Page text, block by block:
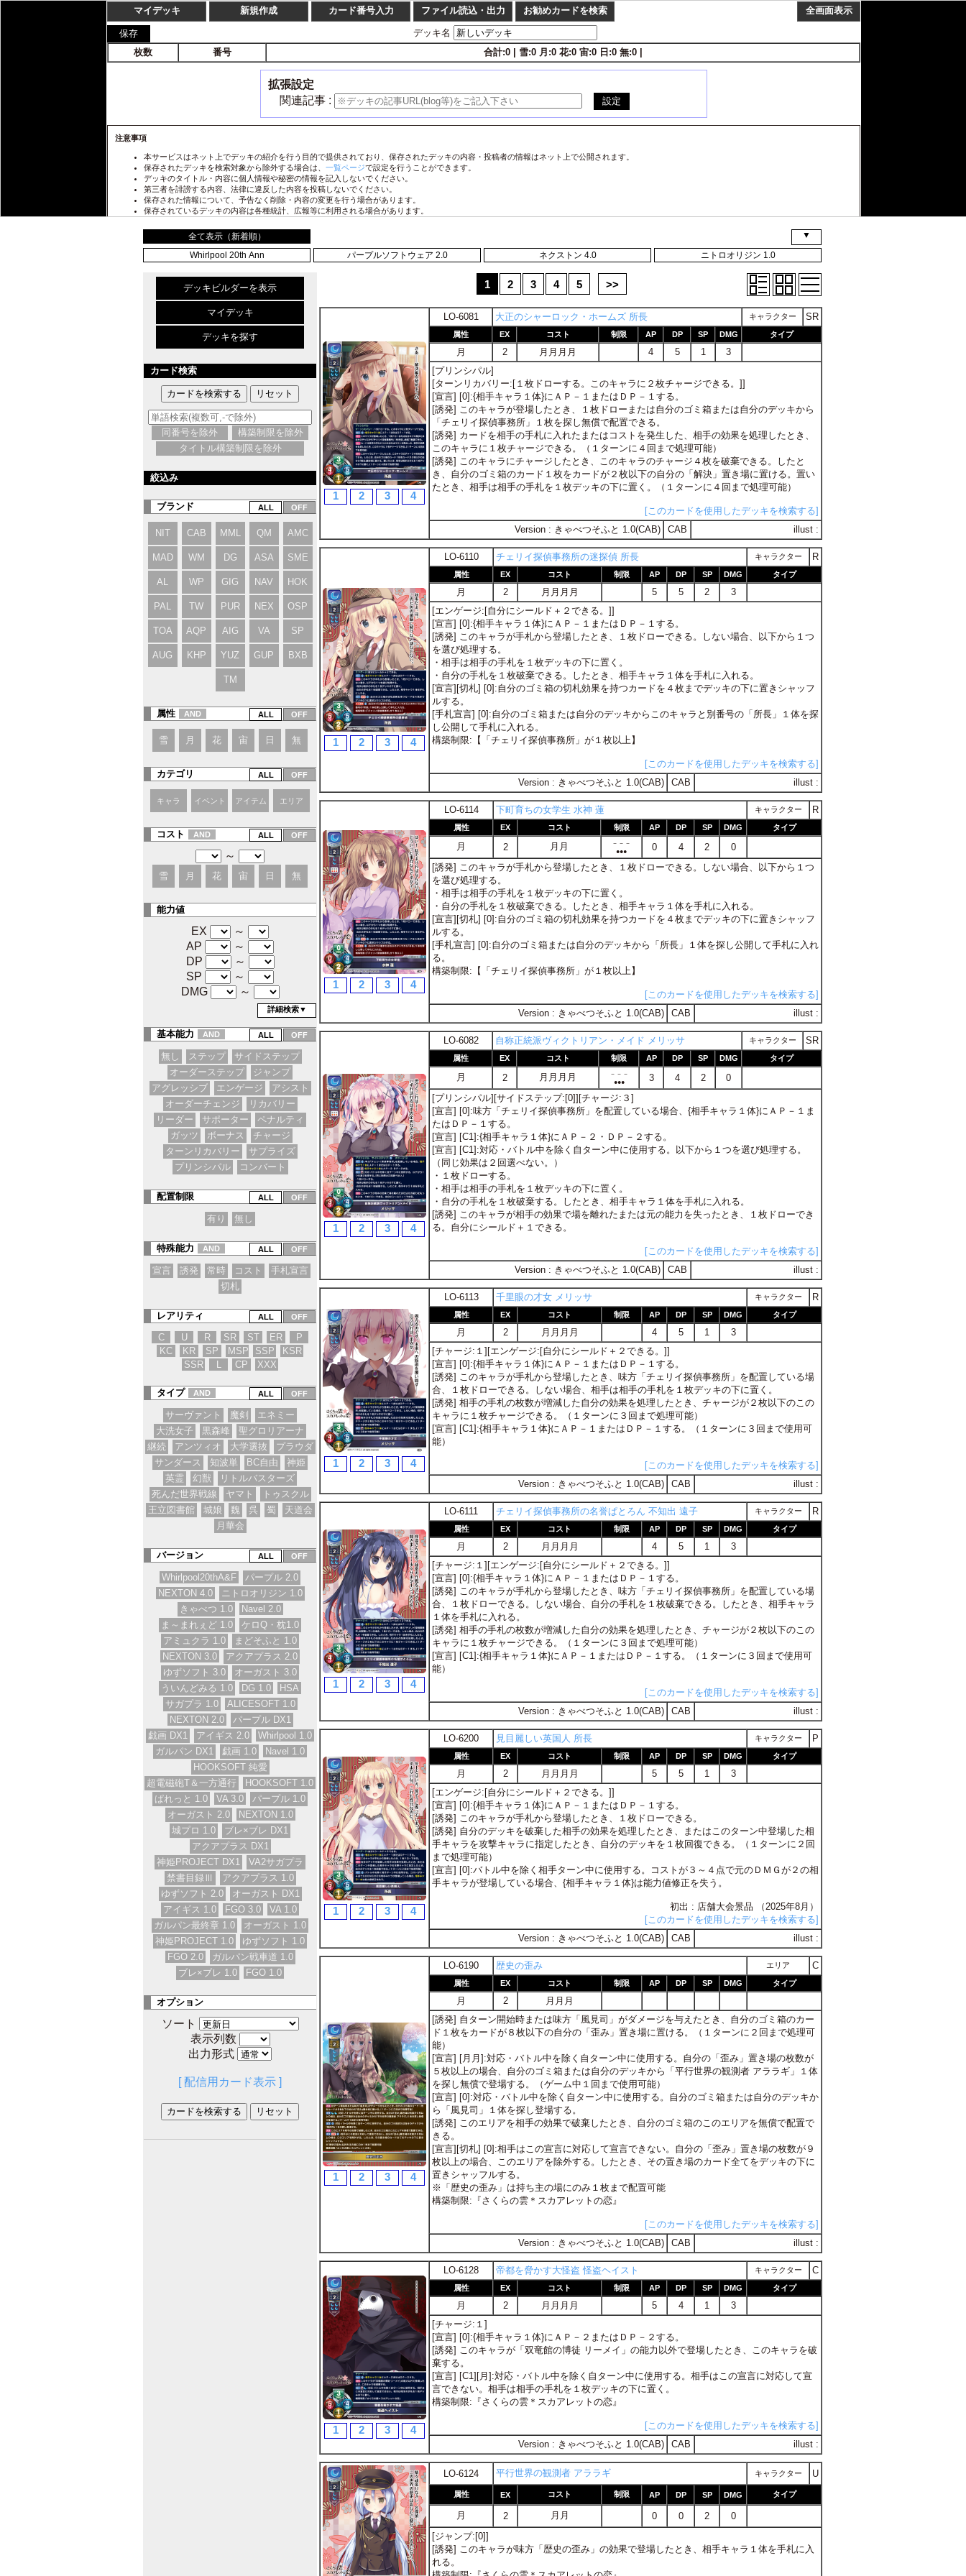
カードリスト
全て表示（新着順）
▼
Whirlpool 20th Ann
パープルソフトウェア 2.0 ネクストン 4.0 ニトロオリジン 1.0
デッキビルダーを表示
マイデッキ
デッキを探す
カード検索
同番号を除外
構築制限を除外
タイトル構築制限を除外
絞込み
ブランド
NIT CAB MML QM AMC
MAD WM DG ASA SME
AL WP GIG NAV HOK
PAL TW PUR NEX OSP
TOA AQP AIG VA SP
AUG KHP YUZ GUP BXB
TM
属性 AND
雪 月 花 宙 日 無
カテゴリ
キャラ イベント アイテム エリア
コスト AND
～
雪 月 花 宙 日 無
能力値
EX
～
AP
～
DP
～
SP
～
DMG
～
詳細検索▼
基本能力 AND
無し ステップ
サイドステップ
オーダーステップ
ジャンプ
アグレッシブ
エンゲージ
アシスト
オーダーチェンジ
リカバリー
リーダー
サポーター
ペナルティ
ガッツ
ボーナス
チャージ
ターンリカバリー
サプライズ
プリンシパル
コンバート
配置制限
有り 無し
特殊能力 AND
宣言 誘発 常時 コスト
手札宣言
切札
レアリティ
C
U R SR ST ER
P
KC
KR SP MSP SSP
KSR
SSR
L CP XXX
タイプ AND
サーヴァント 魔剣
エネミー
大洗女子
黒森峰
聖グロリアーナ
継続
アンツィオ 大学選抜
プラウダ
サンダース
知波単 BC自由
神姫
英霊
幻獣
リトルバスターズ
死んだ世界戦線
ヤマト
トゥスクル
王立図書館
城娘 魏 呉 蜀
天道会
月華会
バージョン
Whirlpool20thA&F
パープル 2.0
NEXTON 4.0
ニトロオリジン 1.0
きゃべつ 1.0
Navel 2.0
ま～まれぇど 1.0
ケロQ・枕1.0
アミュクラ 1.0
まどそふと 1.0
NEXTON 3.0
アクアプラス 2.0
ゆずソフト 3.0
オーガスト 3.0
ういんどみる 1.0
DG 1.0
HSA
サガプラ 1.0
ALICESOFT 1.0
NEXTON 2.0
パープル DX1
戯画 DX1
アイギス 2.0
Whirlpool 1.0
ガルパン DX1
戯画 1.0
Navel 1.0
HOOKSOFT 純愛
超電磁砲T＆一方通行
HOOKSOFT 1.0
ぱれっと 1.0
VA 3.0
パープル 1.0
オーガスト 2.0
NEXTON 1.0
城プロ 1.0
ブレ×ブレ DX1
アクアプラス DX1
神姫PROJECT DX1
VA2サガプラ
禁書目録Ⅲ
アクアプラス 1.0
ゆずソフト 2.0
オーガスト DX1
アイギス 1.0
FGO 3.0
VA 1.0
ガルパン最終章 1.0
オーガスト 1.0
神姫PROJECT 1.0
ゆずソフト 1.0
FGO 2.0
ガルパン戦車道 1.0
ブレ×ブレ 1.0
FGO 1.0
オプション
ソート
表示列数
出力形式
[ 配信用カード表示 ]
1 2 3 4 5 >>
1 2 3 4
LO-6081 大正のシャーロック・ホームズ 所長 キャラクター SR
属性 EX コスト 制限 AP DP SP DMG タイプ
月 2 月月月月 4 5 1
3
[プリンシパル]
[ターンリカバリー:[１枚ドローする。このキャラに２枚チャージできる。]]
[宣言] [0]:{相手キャラ１体}にＡＰ－１またはＤＰ－１する。
[誘発] このキャラが登場したとき、１枚ドローまたは自分のゴミ箱または自分のデッキから
「チェリイ探偵事務所」１枚を探し無償で配置できる。
[誘発] カードを相手の手札に入れたまたはコストを発生した、相手の効果を処理したとき、
このキャラに１枚チャージできる。（１ターンに４回まで処理可能）
[誘発] このキャラにチャージしたとき、このキャラのチャージ４枚を破棄できる。したと
き、自分のゴミ箱のカード１枚をカードが２枚以下の自分の「解決」置き場に置ける。置い
たとき、相手は相手の手札を１枚デッキの下に置く。（１ターンに４回まで処理可能）
[このカードを使用したデッキを検索する]
Version : きゃべつそふと 1.0(CAB)
CAB illust :
1 2 3 4
LO-6110 チェリイ探偵事務所の迷探偵 所長 キャラクター R
属性 EX コスト 制限 AP DP SP DMG タイプ
月 2 月月月月 5 5 2
3
[エンゲージ:[自分にシールド＋２できる。]]
[宣言] [0]:{相手キャラ１体}にＡＰ－１またはＤＰ－１する。
[誘発] このキャラが手札から登場したとき、１枚ドローできる。しない場合、以下から１つ
を選び処理する。
・相手は相手の手札を１枚デッキの下に置く。
・自分の手札を１枚破棄できる。したとき、相手キャラ１体を手札に入れる。
[宣言][切札] [0]:自分のゴミ箱の切札効果を持つカードを４枚までデッキの下に置きシャッフ
ルする。
[手札宣言] [0]:自分のゴミ箱または自分のデッキからこのキャラと別番号の「所長」１体を探
し公開して手札に入れる。
構築制限:【「チェリイ探偵事務所」が１枚以上】
[このカードを使用したデッキを検索する]
Version : きゃべつそふと 1.0(CAB)
CAB illust :
1 2 3 4
LO-6114 下町育ちの女学生 水神 蓮 キャラクター R
属性 EX コスト 制限 AP DP SP DMG タイプ
月 2 月月
－－－
●●●
0 4 2
0
[誘発] このキャラが手札から登場したとき、１枚ドローできる。しない場合、以下から１つ
を選び処理する。
・相手は相手の手札を１枚デッキの下に置く。
・自分の手札を１枚破棄できる。したとき、相手キャラ１体を手札に入れる。
[宣言][切札] [0]:自分のゴミ箱の切札効果を持つカードを４枚までデッキの下に置きシャッフ
ルする。
[手札宣言] [0]:自分のゴミ箱または自分のデッキから「所長」１体を探し公開して手札に入れ
る。
構築制限:【「チェリイ探偵事務所」が１枚以上】
[このカードを使用したデッキを検索する]
Version : きゃべつそふと 1.0(CAB)
CAB illust :
1 2 3 4
LO-6082 自称正統派ヴィクトリアン・メイド メリッサ キャラクター SR
属性 EX コスト 制限 AP DP SP DMG タイプ
月 2 月月月月
－－－
●●●
3 4 2
0
[プリンシパル][サイドステップ:[0]][チャージ:３]
[宣言] [0]:味方「チェリイ探偵事務所」を配置している場合、{相手キャラ１体}にＡＰ－１ま
たはＤＰ－１する。
[宣言] [C1]:{相手キャラ１体}にＡＰ－２・ＤＰ－２する。
[宣言] [C1]:対応・バトル中を除く自ターン中に使用する。以下から１つを選び処理する。
（同じ効果は２回選べない。）
・１枚ドローする。
・相手は相手の手札を１枚デッキの下に置く。
・自分の手札を１枚破棄する。したとき、相手キャラ１体を手札に入れる。
[誘発] このキャラが相手の効果で場を離れたまたは元の能力を失ったとき、１枚ドローでき
る。自分にシールド＋１できる。
[このカードを使用したデッキを検索する]
Version : きゃべつそふと 1.0(CAB)
CAB illust :
1 2 3 4
LO-6113 千里眼の才女 メリッサ キャラクター R
属性 EX コスト 制限 AP DP SP DMG タイプ
月 2 月月月月 4 5 1
3
[チャージ:１][エンゲージ:[自分にシールド＋２できる。]]
[宣言] [0]:{相手キャラ１体}にＡＰ－１またはＤＰ－１する。
[誘発] このキャラが手札から登場したとき、味方「チェリイ探偵事務所」を配置している場
合、１枚ドローできる。しない場合、相手は相手の手札を１枚デッキの下に置く。
[誘発] 相手の手札の枚数が増減した自分の効果を処理したとき、チャージが２枚以下のこの
キャラに１枚チャージできる。（１ターンに３回まで処理可能）
[宣言] [C1]:{相手キャラ１体}にＡＰ－１またはＤＰ－１する。（１ターンに３回まで使用可
能）
[このカードを使用したデッキを検索する]
Version : きゃべつそふと 1.0(CAB)
CAB illust :
1 2 3 4
LO-6111 チェリイ探偵事務所の名誉ぱとろん 不知出 遠子 キャラクター R
属性 EX コスト 制限 AP DP SP DMG タイプ
月 2 月月月月 4 5 1
3
[チャージ:１][エンゲージ:[自分にシールド＋２できる。]]
[宣言] [0]:{相手キャラ１体}にＡＰ－１またはＤＰ－１する。
[誘発] このキャラが手札から登場したとき、味方「チェリイ探偵事務所」を配置している場
合、１枚ドローできる。しない場合、自分の手札を１枚破棄できる。したとき、相手キャラ
１体を手札に入れる。
[誘発] 相手の手札の枚数が増減した自分の効果を処理したとき、チャージが２枚以下のこの
キャラに１枚チャージできる。（１ターンに３回まで処理可能）
[宣言] [C1]:{相手キャラ１体}にＡＰ－１またはＤＰ－１する。（１ターンに３回まで使用可
能）
[このカードを使用したデッキを検索する]
Version : きゃべつそふと 1.0(CAB)
CAB illust :
1 2 3 4
LO-6200 見目麗しい英国人 所長 キャラクター P
属性 EX コスト 制限 AP DP SP DMG タイプ
月 2 月月月月 5 5 1
3
[エンゲージ:[自分にシールド＋２できる。]]
[宣言] [0]:{相手キャラ１体}にＡＰ－１またはＤＰ－１する。
[誘発] このキャラが手札から登場したとき、１枚ドローできる。
[誘発] 自分のデッキを破棄した相手の効果を処理したとき、またはこのターン中登場した相
手キャラを攻撃キャラに指定したとき、自分のデッキを１枚回復できる。（１ターンに２回
まで処理可能）
[宣言] [0]:バトル中を除く相手ターン中に使用する。コストが３～４点で元のＤＭＧが２の相
手キャラが登場している場合、{相手キャラ１体}は能力値修正を失う。
初出 : 店舗大会景品 （2025年8月）
[このカードを使用したデッキを検索する]
Version : きゃべつそふと 1.0(CAB)
CAB illust :
1 2 3 4
LO-6190 歴史の歪み エリア C
属性 EX コスト 制限 AP DP SP DMG タイプ
月 2
月月月
[誘発] 自ターン開始時または味方「風見司」がダメージを与えたとき、自分のゴミ箱のカー
ド１枚をカードが８枚以下の自分の「歪み」置き場に置ける。（１ターンに２回まで処理可
能）
[宣言] [月月]:対応・バトル中を除く自ターン中に使用する。自分の「歪み」置き場の枚数が
５枚以上の場合、自分のゴミ箱または自分のデッキから「平行世界の観測者 アララギ」１体
を探し無償で登場する。（ゲーム中１回まで使用可能）
[宣言] [0]:対応・バトル中を除く自ターン中に使用する。自分のゴミ箱または自分のデッキか
ら「風見司」１体を探し登場する。
[誘発] このエリアを相手の効果で破棄したとき、自分のゴミ箱のこのエリアを無償で配置で
きる。
[宣言][切札] [0]:相手はこの宣言に対応して宣言できない。自分の「歪み」置き場の枚数が９
枚以上の場合、このエリアを除外する。したとき、その置き場のカード全てをデッキの下に
置きシャッフルする。
※「歴史の歪み」は持ち主の場にのみ１枚まで配置可能
構築制限:『さくらの雲＊スカアレットの恋』
[このカードを使用したデッキを検索する]
Version : きゃべつそふと 1.0(CAB)
CAB illust :
1 2 3 4
LO-6128 帝都を脅かす大怪盗 怪盗ヘイスト キャラクター C
属性 EX コスト 制限 AP DP SP DMG タイプ
月 2 月月月月 5 4 1
3
[チャージ:１]
[宣言] [0]:{相手キャラ１体}にＡＰ－２またはＤＰ－２する。
[誘発] このキャラが「双竜館の博徒 リーメイ」の能力以外で登場したとき、このキャラを破
棄する。
[宣言] [C1][月]:対応・バトル中を除く自ターン中に使用する。相手はこの宣言に対応して宣
言できない。相手は相手の手札を１枚デッキの下に置く。
構築制限:『さくらの雲＊スカアレットの恋』
[このカードを使用したデッキを検索する]
Version : きゃべつそふと 1.0(CAB)
CAB illust :
LO-6124 平行世界の観測者 アララギ キャラクター U
属性 EX コスト 制限 AP DP SP DMG タイプ
月 2 月月 0 0 2
0
[ジャンプ:[0]]
[誘発] このキャラが味方「歴史の歪み」の効果で登場したとき、相手キャラ１体を手札に入
れる。